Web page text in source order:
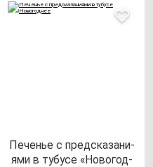
Печенье с пред­ска­за­ни­
ями в ту­бу­се «Ново­год­